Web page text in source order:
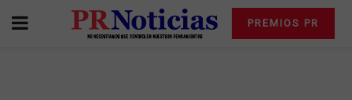
PREMIOS PR